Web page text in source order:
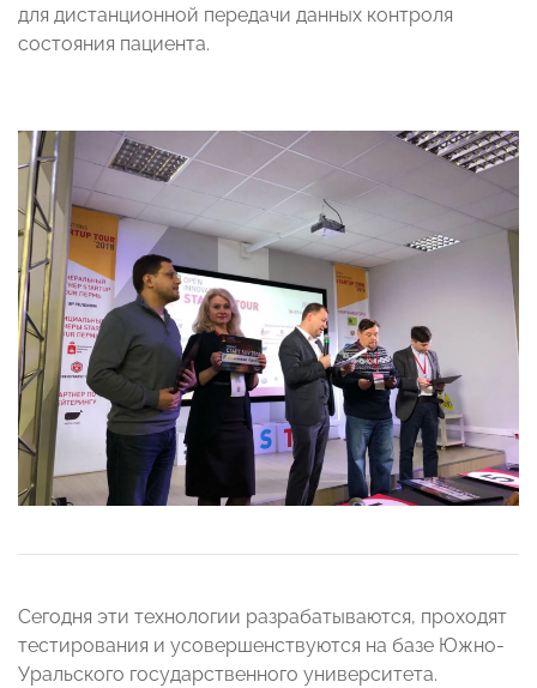
для дистанционной передачи данных контроля
состояния пациента.
Сегодня эти технологии разрабатываются, проходят
тестирования и усовершенствуются на базе Южно-
Уральского государственного университета.